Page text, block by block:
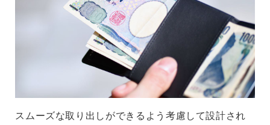
スムーズな取り出しができるよう考慮して設計され